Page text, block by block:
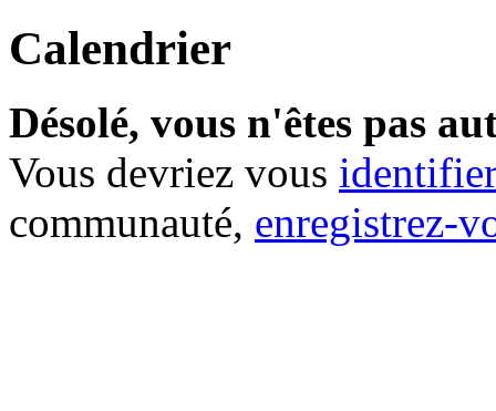
Calendrier
Désolé, vous n'êtes pas
Vous devriez vous
communauté, enregistrez-